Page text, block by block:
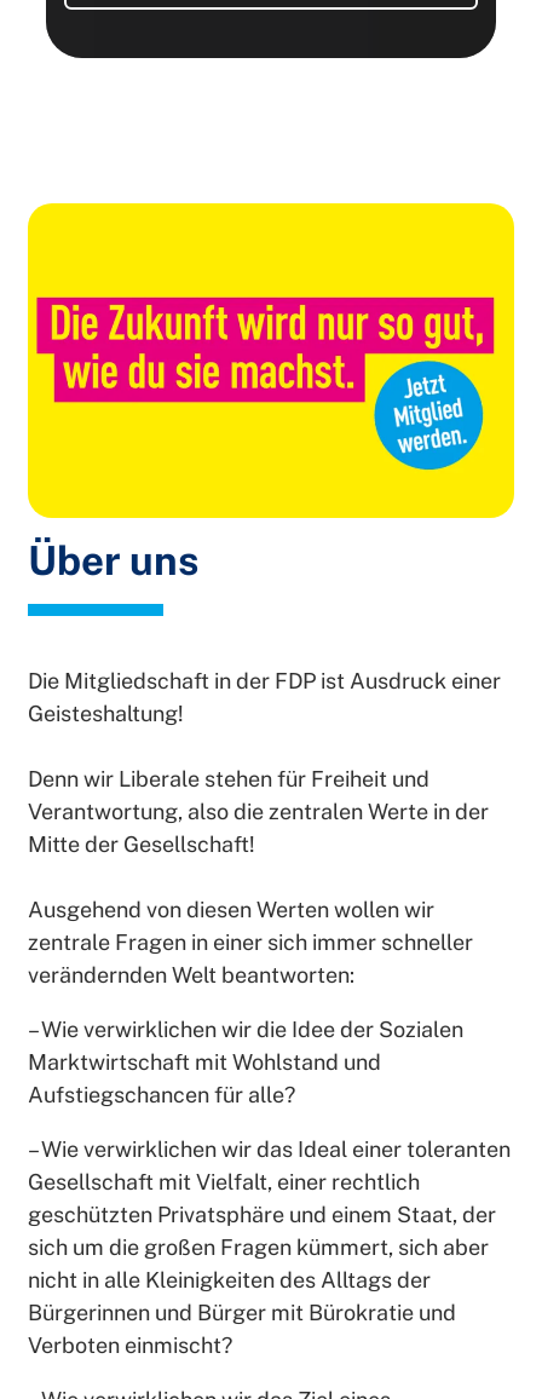
Über uns
Die Mitgliedschaft in der FDP ist Ausdruck einer
Geisteshaltung!
Denn wir Liberale stehen für Freiheit und
Verantwortung, also die zentralen Werte in der
Mitte der Gesellschaft!
Ausgehend von diesen Werten wollen wir
zentrale Fragen in einer sich immer schneller
verändernden Welt beantworten:
– Wie verwirklichen wir die Idee der Sozialen
Marktwirtschaft mit Wohlstand und
Aufstiegschancen für alle?
– Wie verwirklichen wir das Ideal einer toleranten
Gesellschaft mit Vielfalt, einer rechtlich
geschützten Privatsphäre und einem Staat, der
sich um die großen Fragen kümmert, sich aber
nicht in alle Kleinigkeiten des Alltags der
Bürgerinnen und Bürger mit Bürokratie und
Verboten einmischt?